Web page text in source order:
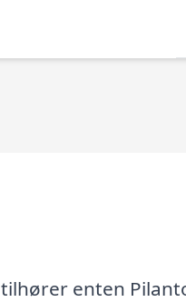
tilhører enten